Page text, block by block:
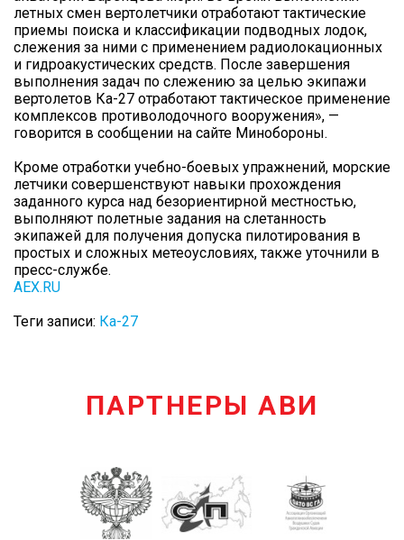
летных смен вертолетчики отработают тактические
приемы поиска и классификации подводных лодок,
слежения за ними с применением радиолокационных
и гидроакустических средств. После завершения
выполнения задач по слежению за целью экипажи
вертолетов Ка-27 отработают тактическое применение
комплексов противолодочного вооружения», —
говорится в сообщении на сайте Минобороны.
Кроме отработки учебно-боевых упражнений, морские
летчики совершенствуют навыки прохождения
заданного курса над безориентирной местностью,
выполняют полетные задания на слетанность
экипажей для получения допуска пилотирования в
простых и сложных метеоусловиях, также уточнили в
пресс-службе.
AEX.RU
Теги записи: Ка-27
ПАРТНЕРЫ АВИ